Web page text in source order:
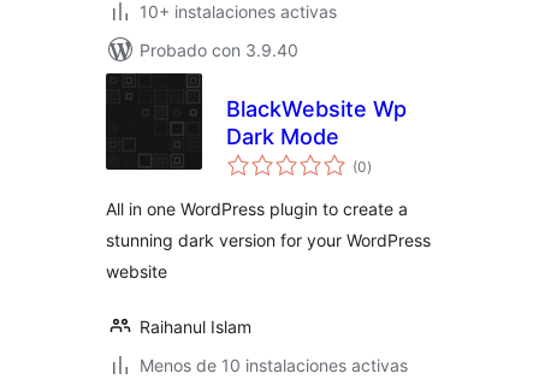
10+ instalaciones activas
Probado con 3.9.40
BlackWebsite Wp
Dark Mode
(0evaluación
total
)
All in one WordPress plugin to create a
stunning dark version for your WordPress
website
Raihanul Islam
Menos de 10 instalaciones activas